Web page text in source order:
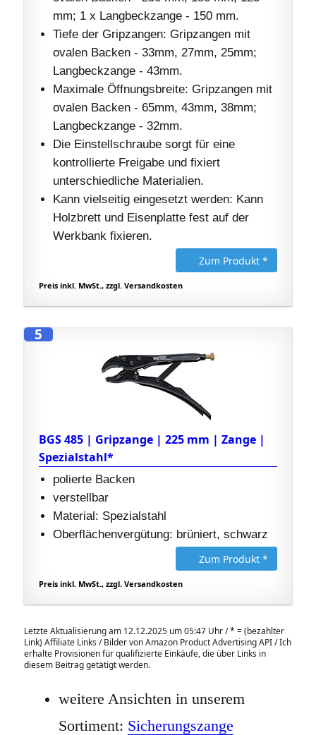
mm; 1 x Langbeckzange - 150 mm.
Tiefe der Gripzangen: Gripzangen mit
ovalen Backen - 33mm, 27mm, 25mm;
Langbeckzange - 43mm.
Maximale Öffnungsbreite: Gripzangen mit
ovalen Backen - 65mm, 43mm, 38mm;
Langbeckzange - 32mm.
Die Einstellschraube sorgt für eine
kontrollierte Freigabe und fixiert
unterschiedliche Materialien.
Kann vielseitig eingesetzt werden: Kann
Holzbrett und Eisenplatte fest auf der
Werkbank fixieren.
Zum Produkt *
Preis inkl. MwSt., zzgl. Versandkosten
5
BGS 485 | Gripzange | 225 mm | Zange |
Spezialstahl*
polierte Backen
verstellbar
Material: Spezialstahl
Oberflächenvergütung: brüniert, schwarz
Zum Produkt *
Preis inkl. MwSt., zzgl. Versandkosten
Letzte Aktualisierung am 12.12.2025 um 05:47 Uhr /* = (bezahlter
Link) Affiliate Links / Bilder von Amazon Product Advertising API / Ich
erhalte Provisionen für qualifizierte Einkäufe, die über Links in
diesem Beitrag getätigt werden.
weitere Ansichten in unserem
Sortiment: Sicherungszange